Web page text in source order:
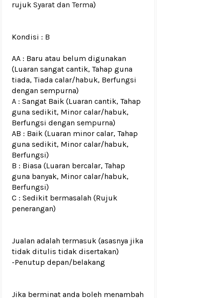
rujuk Syarat dan Terma)
Kondisi : B
AA : Baru atau belum digunakan
(Luaran sangat cantik, Tahap guna
tiada, Tiada calar/habuk, Berfungsi
dengan sempurna)
A : Sangat Baik (Luaran cantik, Tahap
guna sedikit, Minor calar/habuk,
Berfungsi dengan sempurna)
AB : Baik (Luaran minor calar, Tahap
guna sedikit, Minor calar/habuk,
Berfungsi)
B : Biasa (Luaran bercalar, Tahap
guna banyak, Minor calar/habuk,
Berfungsi)
C : Sedikit bermasalah (Rujuk
penerangan)
Jualan adalah termasuk (asasnya jika
tidak ditulis tidak disertakan)
-Penutup depan/belakang
Jika berminat anda boleh menambah